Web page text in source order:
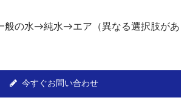
般の水→純水→エア（異なる選択肢があ
今すぐお問い合わせ